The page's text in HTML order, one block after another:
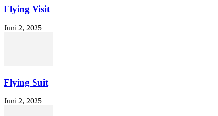
Flying Visit
Juni 2, 2025
Flying Suit
Juni 2, 2025